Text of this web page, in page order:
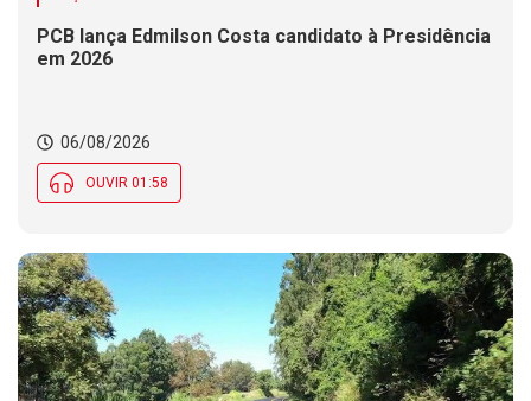
PCB lança Edmilson Costa candidato à Presidência
em 2026
06/08/2026
OUVIR 01:58